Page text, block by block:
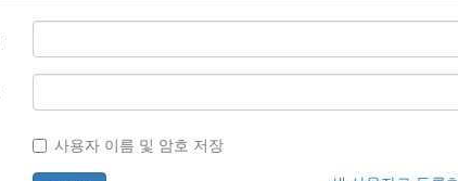
사용자 이름 및 암호 저장